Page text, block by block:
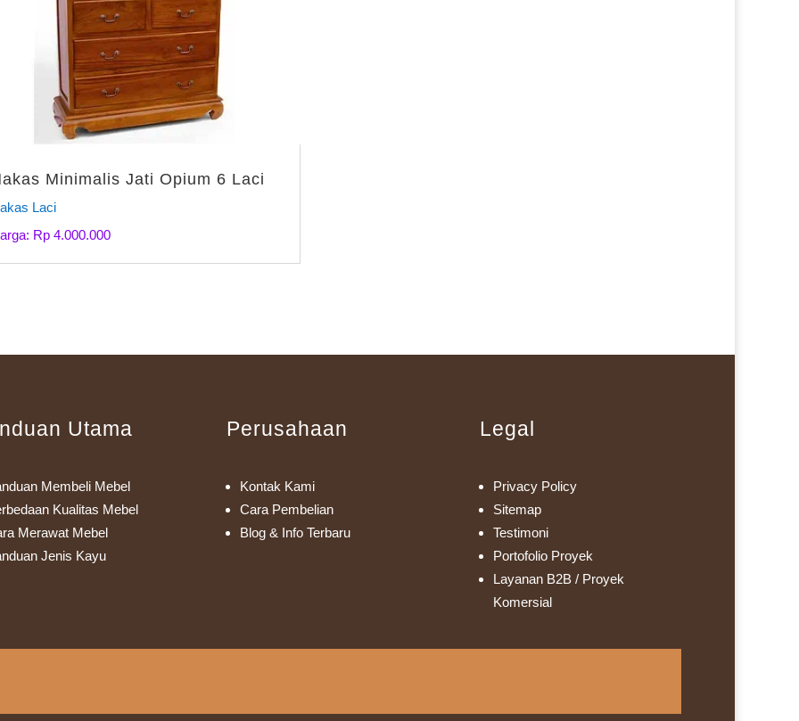
Minimalis Jati Opium 6 Laci
Laci
Rp 4.000.000
Utama
Membeli Mebel
Kualitas Mebel
Merawat Mebel
Jenis Kayu
Perusahaan
Kontak Kami
Cara Pembelian
Blog & Info Terbaru
Legal
Privacy Policy
Sitemap
Testimoni
Portofolio Proyek
Layanan B2B / Proyek
Komersial